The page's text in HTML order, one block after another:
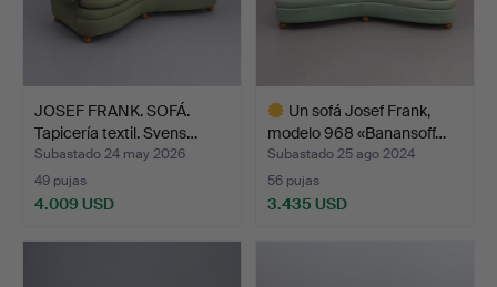
JOSEF FRANK. SOFÁ.
Tapicería textil. Svens…
Subastado 24 may 2026
49 pujas
4.009 USD
Un sofá Josef Frank,
modelo 968 «Banansoff…
Subastado 25 ago 2024
56 pujas
3.435 USD